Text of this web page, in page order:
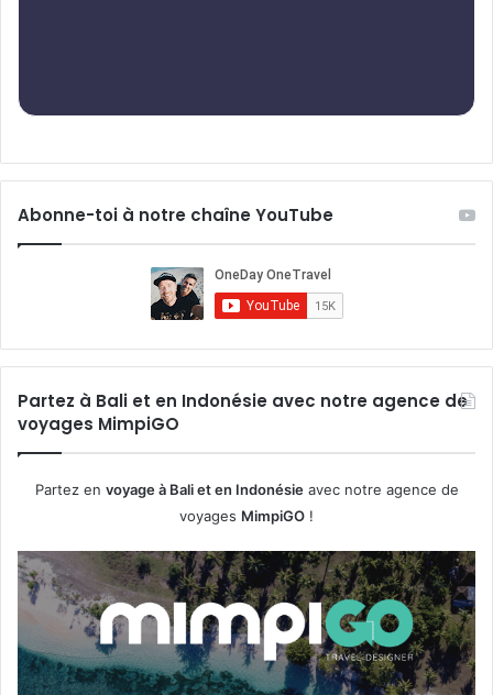
Abonne-toi à notre chaîne YouTube
Partez à Bali et en Indonésie avec notre agence de
voyages MimpiGO
Partez en voyage à Bali et en Indonésieavec notre agence de
voyages MimpiGO !